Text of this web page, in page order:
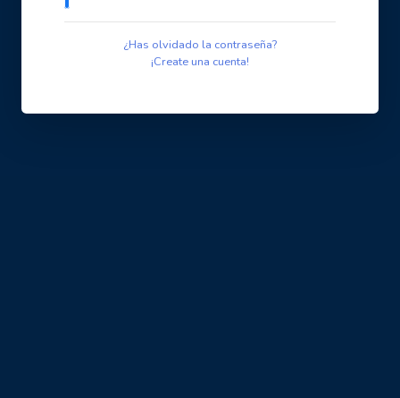
¿Has olvidado la contraseña?
¡Create una cuenta!